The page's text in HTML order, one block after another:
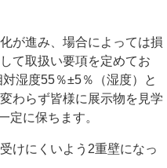
が進み、場合によっては損
て取扱い要項を定めてお
湿度55％±5％（湿度）と
わらず皆様に展示物を見学
定に保ちます。
けにくいよう2重壁になっ